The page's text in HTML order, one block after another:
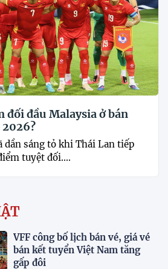
đối đầu Malaysia ở bán
2026?
dần sáng tỏ khi Thái Lan tiếp
tuyệt đối....
VFF công bố lịch bán vé, giá vé
bán kết tuyển Việt Nam tăng
gấp đôi